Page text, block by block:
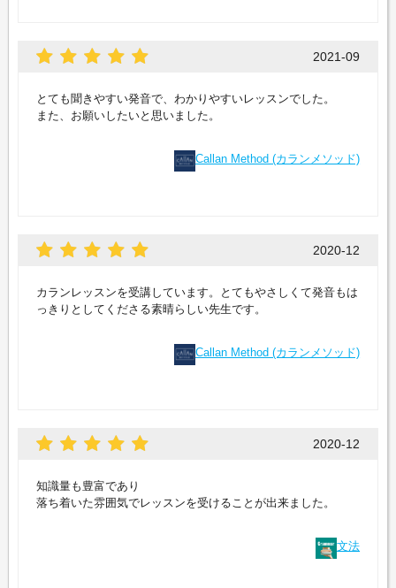
2021-09
とても聞きやすい発音で、わかりやすいレッスンでした。
また、お願いしたいと思いました。
Callan Method (カランメソッド)
2020-12
カランレッスンを受講しています。とてもやさしくて発音もは
っきりとしてくださる素晴らしい先生です。
Callan Method (カランメソッド)
2020-12
知識量も豊富であり
落ち着いた雰囲気でレッスンを受けることが出来ました。
文法